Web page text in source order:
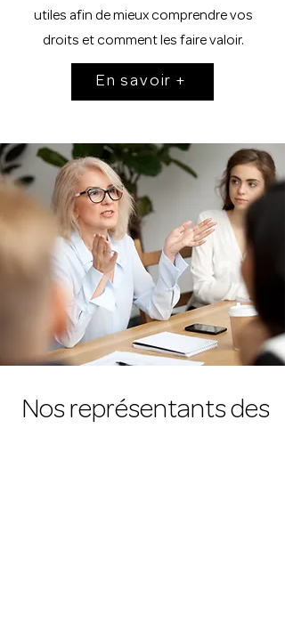
utiles afin de mieux comprendre vos
droits et comment les faire valoir.
En savoir +
Nos représentants des